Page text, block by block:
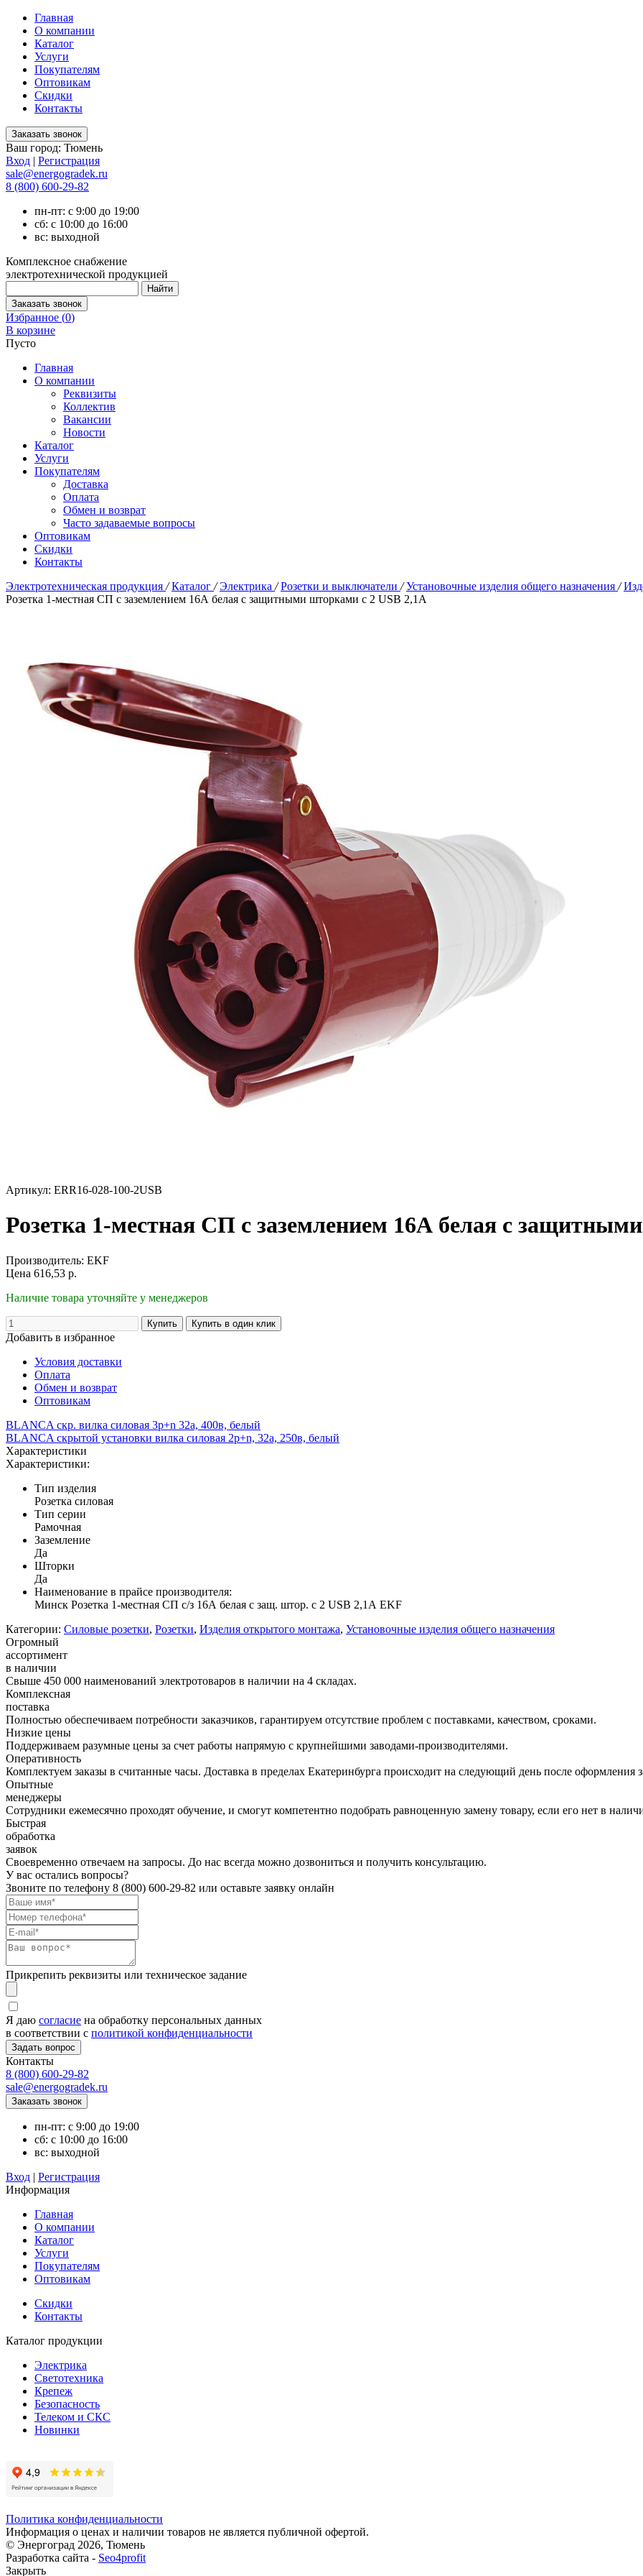
Главная
О компании
Каталог
Услуги
Покупателям
Оптовикам
Скидки
Контакты
Ваш город: Тюмень
Вход | Регистрация
sale@energogradek.ru
8 (800) 600-29-82
пн-пт: с 9:00 до 19:00
сб: с 10:00 до 16:00
вс: выходной
Комплексное снабжение
электротехнической продукцией
Избранное (0)
В корзине
Пусто
Главная
О компании
Реквизиты
Коллектив
Вакансии
Новости
Каталог
Услуги
Покупателям
Доставка
Оплата
Обмен и возврат
Часто задаваемые вопросы
Оптовикам
Скидки
Контакты
Электротехническая продукция / Каталог / Электрика / Розетки и выключатели / Установочные изделия общего назначения /
Розетка 1-местная СП с заземлением 16А белая с защитными шторками с 2 USB 2,1А
Артикул: ERR16-028-100-2USB
Розетка 1-местная СП с заземлением 16А белая с
Производитель: EKF
Цена 616,53 р.
Наличие товара уточняйте у менеджеров
Добавить в избранное
Условия доставки
Оплата
Обмен и возврат
Оптовикам
BLANCA скр. вилка силовая 3р+n 32а, 400в, белый
BLANCA скрытой установки вилка силовая 2р+n, 32а, 250в, белый
Характеристики
Характеристики:
Тип изделия
Розетка силовая
Тип серии
Рамочная
Заземление
Да
Шторки
Да
Наименование в прайсе производителя:
Минск Розетка 1-местная СП с/з 16А белая с защ. штор. с 2 USB 2,1А EKF
Категории: Силовые розетки, Розетки, Изделия открытого монтажа, Установочные изделия общего назначения
Огромный
ассортимент
в наличии
Свыше 450 000 наименований электротоваров в наличии на 4 складах.
Комплексная
поставка
Полностью обеспечиваем потребности заказчиков, гарантируем отсутствие проблем с поставками, качеством, сроками.
Низкие цены
Поддерживаем разумные цены за счет работы напрямую с крупнейшими заводами-производителями.
Оперативность
Комплектуем заказы в считанные часы. Доставка в пределах Екатеринбурга происходит на следующий день после оформления
Опытные
менеджеры
Сотрудники ежемесячно проходят обучение, и смогут компетентно подобрать равноценную замену товару, если его нет в
Быстрая
обработка
заявок
Своевременно отвечаем на запросы. До нас всегда можно дозвониться и получить консультацию.
У вас остались вопросы?
Звоните по телефону 8 (800) 600-29-82 или оставьте заявку онлайн
Прикрепить реквизиты или техническое задание
Я даю согласие на обработку персональных данных
в соответствии с политикой конфиденциальности
Контакты
8 (800) 600-29-82
sale@energogradek.ru
пн-пт: с 9:00 до 19:00
сб: с 10:00 до 16:00
вс: выходной
Вход | Регистрация
Информация
Главная
О компании
Каталог
Услуги
Покупателям
Оптовикам
Скидки
Контакты
Каталог продукции
Электрика
Светотехника
Крепеж
Безопасность
Телеком и СКС
Новинки
Политика конфиденциальности
Информация о ценах и наличии товаров не является публичной офертой.
© Энергоград 2026, Тюмень
Разработка сайта - Seo4profit
Закрыть